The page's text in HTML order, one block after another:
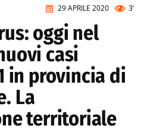
29 APRILE 2020 3’
oggi nel
casi
in provincia di
La
territoriale